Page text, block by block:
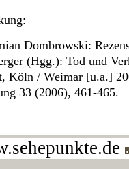
:
Dombrowski:
(Hgg.): Tod und
Köln / Weimar [u.a.]
33 (2006), 461-465.